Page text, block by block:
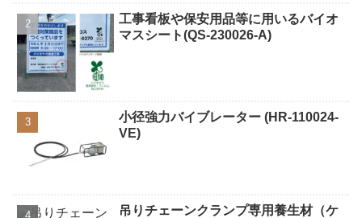
工事看板や保安用品等に用いるバイオ
マスシート(QS-230026-A)
小径強力バイブレーター (HR-110024-
VE)
吊りチェーンクランプ専用養生材（ケ